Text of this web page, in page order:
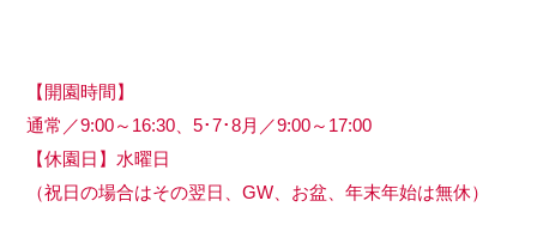
【開園時間】
通常／9:00～16:30、5･7･8月／9:00～17:00
【休園日】水曜日
（祝日の場合はその翌日、GW、お盆、年末年始は無休）